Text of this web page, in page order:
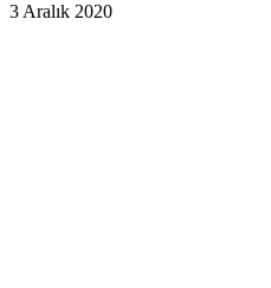
3 Aralık 2020